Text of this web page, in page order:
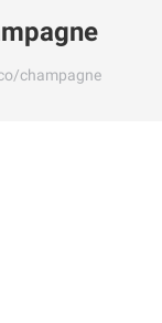
champagne